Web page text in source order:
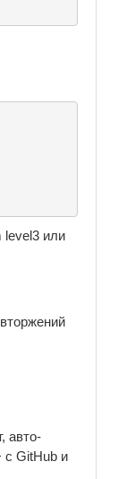
level3 или
авто-